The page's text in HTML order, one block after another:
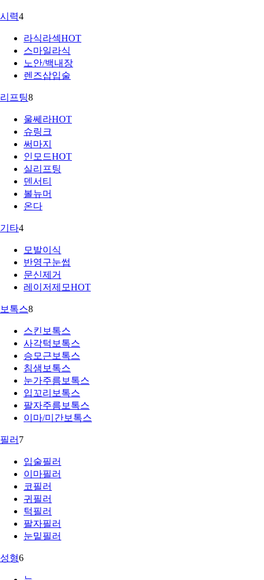
시력4
라식라섹HOT
스마일라식
노안/백내장
렌즈삽입술
리프팅8
울쎄라HOT
슈링크
써마지
인모드HOT
실리프팅
덴서티
볼뉴머
온다
기타4
모발이식
반영구눈썹
문신제거
레이저제모HOT
보톡스8
스킨보톡스
사각턱보톡스
승모근보톡스
침샘보톡스
눈가주름보톡스
입꼬리보톡스
팔자주름보톡스
이마/미간보톡스
필러 7
입술필러
이마필러
코필러
귀필러
턱필러
팔자필러
눈밑필러
성형6